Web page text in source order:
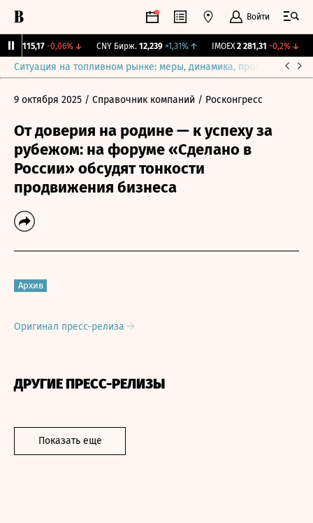
Войти
115,17 -0,06%↓ CNY Бирж. 12,239 +1,31% ↑ IMOEX 2 281,31 -0,2%↓
Ситуация на топливном рынке: меры, динамика, прогнозы
9 октября 2025 / Справочник компаний / Росконгресс
От доверия на родине — к успеху за
рубежом: на форуме «Сделано в
России» обсудят тонкости
продвижения бизнеса
Архив
Оригинал пресс-релиза
ДРУГИЕ ПРЕСС-РЕЛИЗЫ
Показать еще